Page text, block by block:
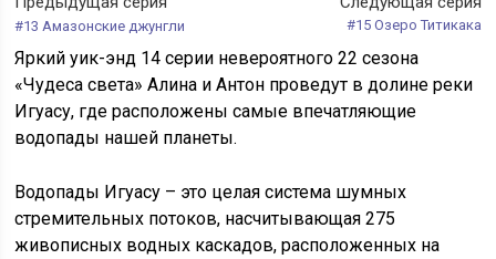
#13 Амазонские джунгли #15 Озеро Титикака
Яркий уик-энд 14 серии невероятного 22 сезона
«Чудеса света» Алина и Антон проведут в долине реки
Игуасу, где расположены самые впечатляющие
водопады нашей планеты.
Водопады Игуасу – это целая система шумных
стремительных потоков, насчитывающая 275
живописных водных каскадов, расположенных на